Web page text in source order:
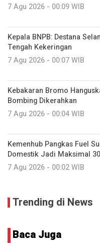
7 Agu 2026 - 00:09 WIB
Kepala BNPB: Destana
Tengah Kekeringan
7 Agu 2026 - 00:07 WIB
Kebakaran Bromo
Bombing Dikerahkan
7 Agu 2026 - 00:04 WIB
Kemenhub Pangkas Fuel
Domestik Jadi Maksimal
7 Agu 2026 - 00:02 WIB
Trending di News
Baca Juga